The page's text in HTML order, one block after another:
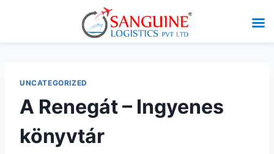
UNCATEGORIZED
A Renegát – Ingyenes
könyvtár